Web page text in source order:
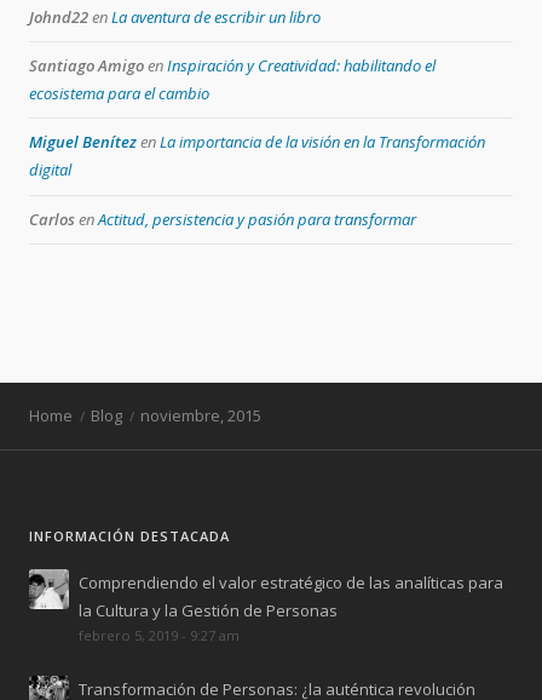
Johnd22enLa aventura de escribir un libro
Santiago AmigoenInspiración y Creatividad: habilitando el
ecosistema para el cambio
Miguel BenítezenLa importancia de la visión en la Transformación
digital
CarlosenActitud, persistencia y pasión para transformar
Home Blog noviembre, 2015
INFORMACIÓN DESTACADA
Comprendiendo el valor estratégico de las analíticas para
la Cultura y la Gestión de Personas
febrero 5, 2019 - 9:27 am
Transformación de Personas: ¿la auténtica revolución